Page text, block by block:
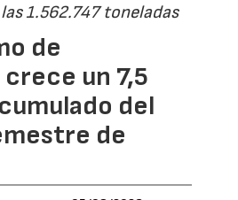
1.562.747 toneladas
de
un 7,5
del
de